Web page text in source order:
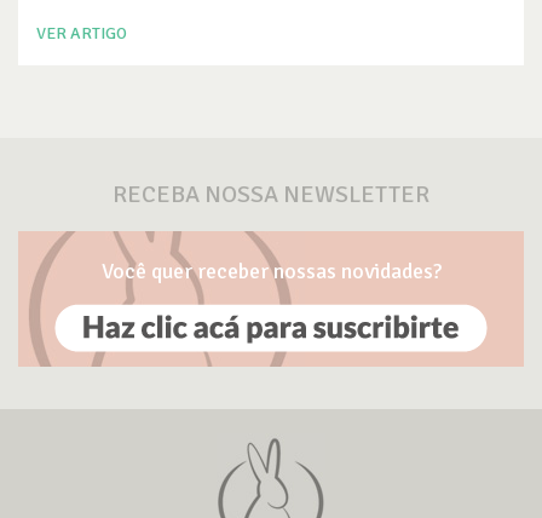
VER ARTIGO
RECEBA NOSSA NEWSLETTER
Você quer receber nossas novidades?